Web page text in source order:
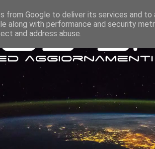
from Google to deliver its services and to
along with performance and security
and address abuse.